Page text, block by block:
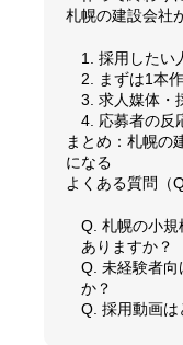
札幌の建設会社
1. 採用したい
2. まずは1本
3. 求人媒体・
4. 応募者の反
まとめ：札幌の
になる
よくある質問（
Q. 札幌の小
ありますか？
Q. 未経験者向
か？
Q. 採用動画は